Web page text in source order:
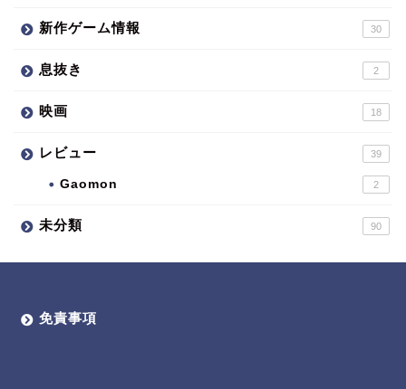
新作ゲーム情報 30
息抜き 2
映画 18
レビュー 39
Gaomon 2
未分類 90
免責事項